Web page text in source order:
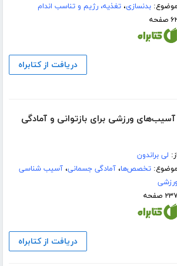
موضوع:بدنسازی،تغذیه، رژیم و تناسب اندام
صفحه
دریافت از کتابراه
آسیب‌های ورزشی برای بازتوانی و آمادگی
از: لی براندون
موضوع:تخصص‌ها،آمادگی جسمانی،آسیب شناسی
ورزشی
صفحه
دریافت از کتابراه